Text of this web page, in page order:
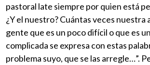
pastoral late siempre por quien está
¿Y el nuestro? Cuántas veces nuestra
gente que es un poco difícil o que es
complicada se expresa con estas
problema suyo, que se las arregle…”.